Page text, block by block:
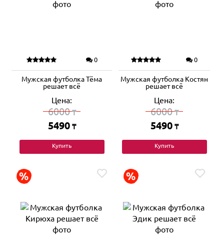
0
Мужская футболка Тёма
решает всё
Цена:
6000₸
5490 ₸
Купить
0
Мужская футболка Костян
решает всё
Цена:
6000₸
5490 ₸
Купить